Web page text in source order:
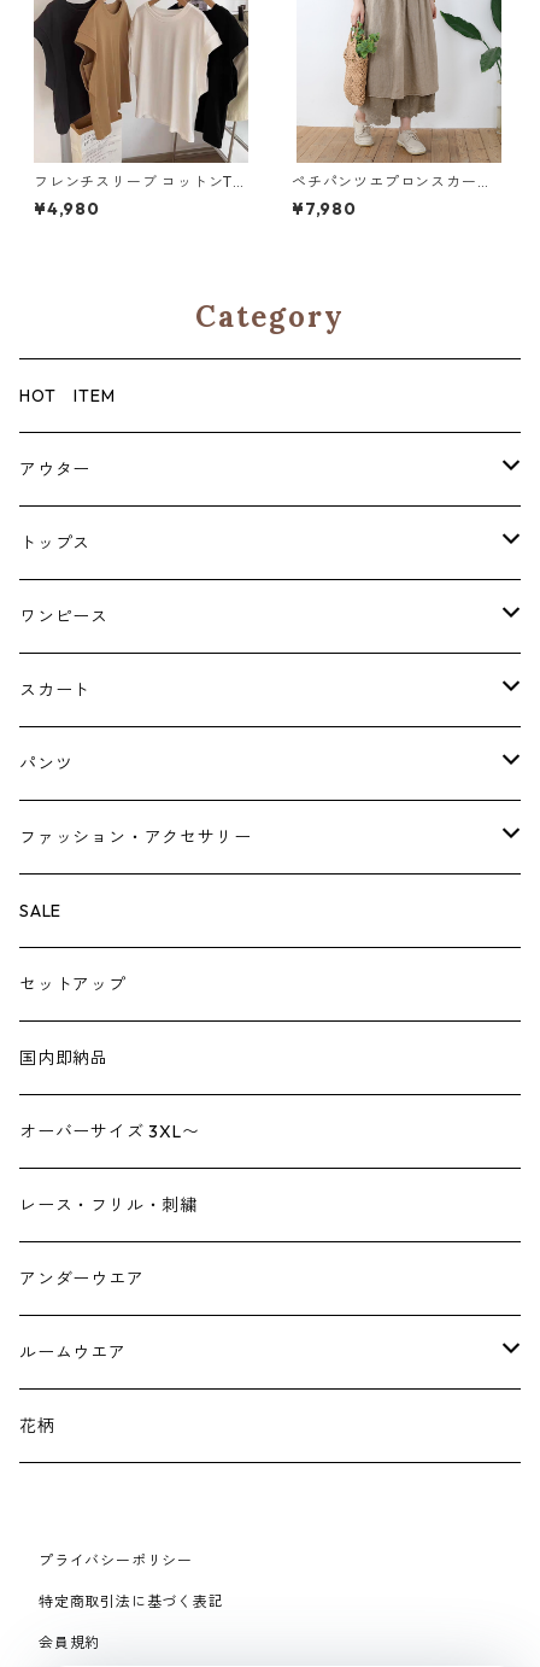
フレンチスリーブ コットンTシ
ャツ Y 10917
¥4,980
ペチパンツエプロンスカー
¥7,980
Category
HOT ITEM
アウター
コート
ジャケット
トップス
ブラウス・シャツ
Tシャツ・スウェット・パーカー
ニット・カーディガン
ベスト・ジレ
ワンピース
キャミソールワンピース
ジャンパースカート
スカート
ペチスカート
パンツ
レギンス
ペチパンツ
サロペット
ジャンプスーツ
デニム
ファッション・アクセサリー
バック
トートバック
ショルダーバック
シューズ
ブーツ
パンプス
帽子
ヘアーアクセサリー
ストール
つけ襟
イヤリング・ピアス
ネックレス・ブローチ
手袋、ハンドカバー
スマートフォンケース、バッグ
SALE
セットアップ
国内即納品
オーバーサイズ 3XL〜
レース・フリル・刺繍
アンダーウエア
ルームウエア
パジャマ
花柄
プライバシーポリシー
特定商取引法に基づく表記
会員規約